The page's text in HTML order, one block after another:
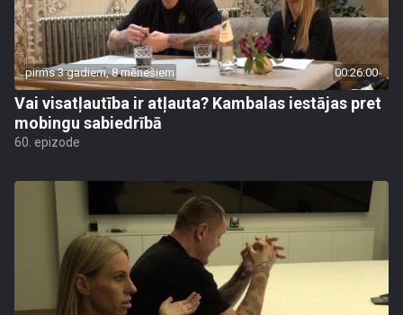
pirms 3 gadiem, 8 mēnešiem 00:26:00
Vai visatļautība ir atļauta? Kambalas iestājas pret
mobingu sabiedrībā
60. epizode